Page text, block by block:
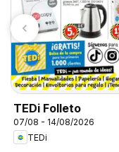
TEDi Folleto
07/08 - 14/08/2026
TEDi